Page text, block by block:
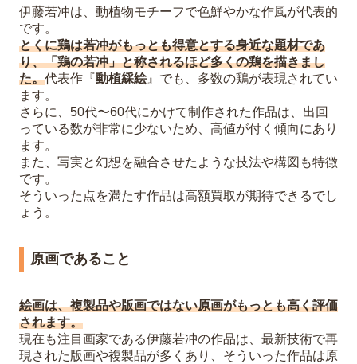
伊藤若冲は、動植物モチーフで色鮮やかな作風が代表的
です。
とくに鶏は若冲がもっとも得意とする身近な題材であ
り、「鶏の若冲」と称されるほど多くの鶏を描きまし
た。代表作『動植綵絵』でも、多数の鶏が表現されてい
ます。
さらに、50代〜60代にかけて制作された作品は、出回
っている数が非常に少ないため、高値が付く傾向にあり
ます。
また、写実と幻想を融合させたような技法や構図も特徴
です。
そういった点を満たす作品は高額買取が期待できるでし
ょう。
原画であること
絵画は、複製品や版画ではない原画がもっとも高く評価
されます。
現在も注目画家である伊藤若冲の作品は、最新技術で再
現された版画や複製品が多くあり、そういった作品は原